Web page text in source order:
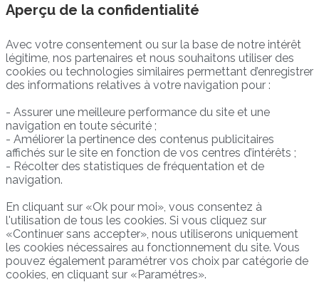
Aperçu de la confidentialité
Avec votre consentement ou sur la base de notre intérêt
légitime, nos partenaires et nous souhaitons utiliser des
cookies ou technologies similaires permettant d’enregistrer
des informations relatives à votre navigation pour :
- Assurer une meilleure performance du site et une
navigation en toute sécurité ;
- Améliorer la pertinence des contenus publicitaires
affichés sur le site en fonction de vos centres d’intérêts ;
- Récolter des statistiques de fréquentation et de
navigation.
En cliquant sur «Ok pour moi», vous consentez à
l'utilisation de tous les cookies. Si vous cliquez sur
«Continuer sans accepter», nous utiliserons uniquement
les cookies nécessaires au fonctionnement du site. Vous
pouvez également paramétrer vos choix par catégorie de
cookies, en cliquant sur «Paramétres».